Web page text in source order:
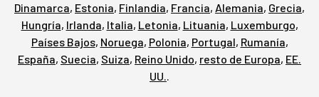
Dinamarca, Estonia, Finlandia, Francia, Alemania, Grecia,
Hungría, Irlanda, Italia, Letonia, Lituania, Luxemburgo,
Países Bajos, Noruega, Polonia, Portugal, Rumanía,
España, Suecia, Suiza, Reino Unido, resto de Europa, EE.
UU..